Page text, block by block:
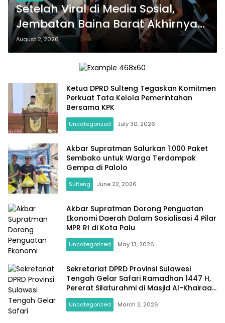
Setelah Viral di Media Sosial,
Jembatan Baina Barat Akhirnya
Dibangun Berkat Perjuangan
Akbar Supratman
August 2, 2026
Ketua DPRD Sulteng Tegaskan Komitmen
Perkuat Tata Kelola Pemerintahan
Bersama KPK
Uncategorized July 30, 2026
Akbar Supratman Salurkan 1.000 Paket
Sembako untuk Warga Terdampak
Gempa di Palolo
Sulteng June 22, 2026
Akbar Supratman Dorong Penguatan
Ekonomi Daerah Dalam Sosialisasi 4 Pilar
MPR RI di Kota Palu
Uncategorized May 13, 2026
Sekretariat DPRD Provinsi Sulawesi
Tengah Gelar Safari Ramadhan 1447 H,
Pererat Silaturahmi di Masjid Al-Khairaat
Desa Sambo
Uncategorized March 2, 2026